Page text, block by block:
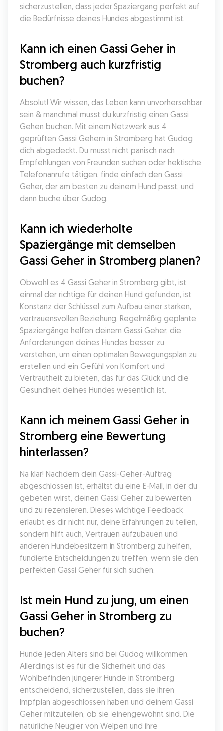
sicherzustellen, dass jeder Spaziergang perfekt auf
die Bedürfnisse deines Hundes abgestimmt ist.
Kann ich einen Gassi Geher in
Stromberg auch kurzfristig
buchen?
Absolut! Wir wissen, das Leben kann unvorhersehbar
sein & manchmal musst du kurzfristig einen Gassi
Gehen buchen. Mit einem Netzwerk aus 4
geprüften Gassi Gehern in Stromberg hat Gudog
dich abgedeckt. Du musst nicht panisch nach
Empfehlungen von Freunden suchen oder hektische
Telefonanrufe tätigen, finde einfach den Gassi
Geher, der am besten zu deinem Hund passt, und
dann buche über Gudog.
Kann ich wiederholte
Spaziergänge mit demselben
Gassi Geher in Stromberg planen?
Obwohl es 4 Gassi Geher in Stromberg gibt, ist
einmal der richtige für deinen Hund gefunden, ist
Konstanz der Schlüssel zum Aufbau einer starken,
vertrauensvollen Beziehung. Regelmäßig geplante
Spaziergänge helfen deinem Gassi Geher, die
Anforderungen deines Hundes besser zu
verstehen, um einen optimalen Bewegungsplan zu
erstellen und ein Gefühl von Komfort und
Vertrautheit zu bieten, das für das Glück und die
Gesundheit deines Hundes wesentlich ist.
Kann ich meinem Gassi Geher in
Stromberg eine Bewertung
hinterlassen?
Na klar! Nachdem dein Gassi-Geher-Auftrag
abgeschlossen ist, erhältst du eine E-Mail, in der du
gebeten wirst, deinen Gassi Geher zu bewerten
und zu rezensieren. Dieses wichtige Feedback
erlaubt es dir nicht nur, deine Erfahrungen zu teilen,
sondern hilft auch, Vertrauen aufzubauen und
anderen Hundebesitzern in Stromberg zu helfen,
fundierte Entscheidungen zu treffen, wenn sie den
perfekten Gassi Geher für sich suchen.
Ist mein Hund zu jung, um einen
Gassi Geher in Stromberg zu
buchen?
Hunde jeden Alters sind bei Gudog willkommen.
Allerdings ist es für die Sicherheit und das
Wohlbefinden jüngerer Hunde in Stromberg
entscheidend, sicherzustellen, dass sie ihren
Impfplan abgeschlossen haben und deinem Gassi
Geher mitzuteilen, ob sie leinengewöhnt sind. Die
natürliche Neugier von Welpen und ihre